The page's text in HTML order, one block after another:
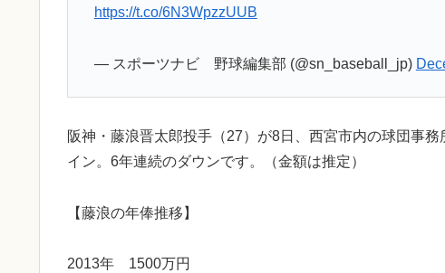
https://t.co/6N3WpzzUUB
— スポーツナビ 野球編集部 (@sn_baseball_jp)
阪神・藤浪晋太郎投手（27）が8日、西宮市内の球団事
イン。6年連続のダウンです。（金額は推定）
【藤浪の年俸推移】
2013年 1500万円